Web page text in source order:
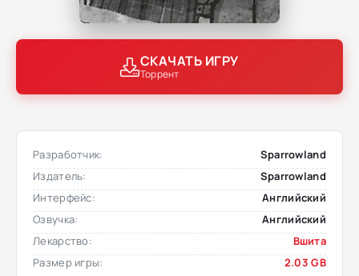
СКАЧАТЬ ИГРУ
Торрент
Разработчик:
Sparrowland
Издатель:
Sparrowland
Интерфейс:
Английский
Озвучка:
Английский
Лекарство:
Вшита
Размер игры:
2.03 GB